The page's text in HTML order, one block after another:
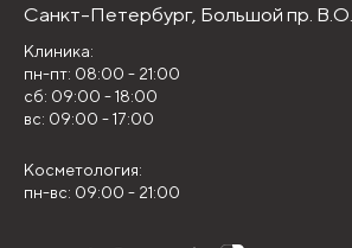
Санкт-Петербург, Большой пр.
Клиника:
пн-пт: 08:00 - 21:00
сб: 09:00 - 18:00
вс: 09:00 - 17:00
Косметология:
пн-вс: 09:00 - 21:00